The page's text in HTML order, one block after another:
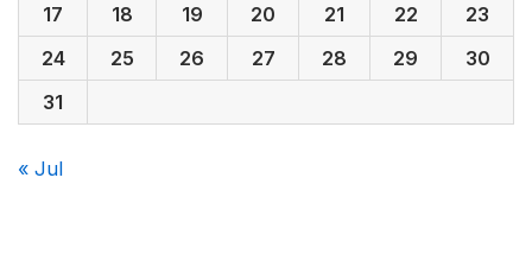
17
18 19 20 21 22
23
24
25 26 27 28 29
30
31
« Jul